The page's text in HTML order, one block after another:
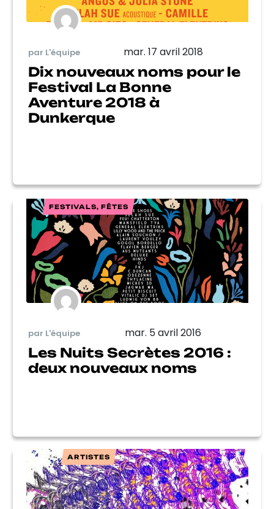
par L'équipe mar. 17 avril 2018
Dix nouveaux noms pour le
Festival La Bonne
Aventure 2018 à
Dunkerque
FESTIVALS, FÊTES
par L'équipe mar. 5 avril 2016
Les Nuits Secrètes 2016 :
deux nouveaux noms
ARTISTES